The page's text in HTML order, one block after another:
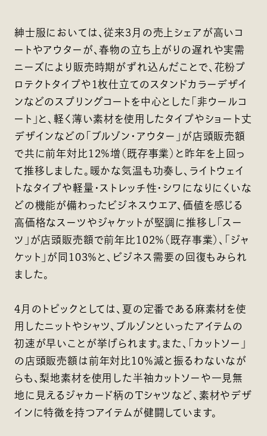
紳士服においては、従来3月の売上シェアが高いコ
ートやアウターが、春物の立ち上がりの遅れや実需
ニーズにより販売時期がずれ込んだことで、花粉プ
ロテクトタイプや1枚仕立てのスタンドカラーデザイ
ンなどのスプリングコートを中心とした「非ウールコ
ート」と、軽く薄い素材を使用したタイプやショート丈
デザインなどの「ブルゾン・アウター」が店頭販売額
で共に前年対比12％増（既存事業）と昨年を上回っ
て推移しました。暖かな気温も功奏し、ライトウェイ
トなタイプや軽量・ストレッチ性・シワになりにくいな
どの機能が備わったビジネスウエア、価値を感じる
高価格なスーツやジャケットが堅調に推移し「スー
ツ」が店頭販売額で前年比102％（既存事業）、「ジャ
ケット」が同103％と、ビジネス需要の回復もみられ
ました。
4月のトピックとしては、夏の定番である麻素材を使
用したニットやシャツ、ブルゾンといったアイテムの
初速が早いことが挙げられます。また、「カットソー」
の店頭販売額は前年対比10％減と振るわないなが
らも、梨地素材を使用した半袖カットソーや一見無
地に見えるジャカード柄のＴシャツなど、素材やデザ
インに特徴を持つアイテムが健闘しています。